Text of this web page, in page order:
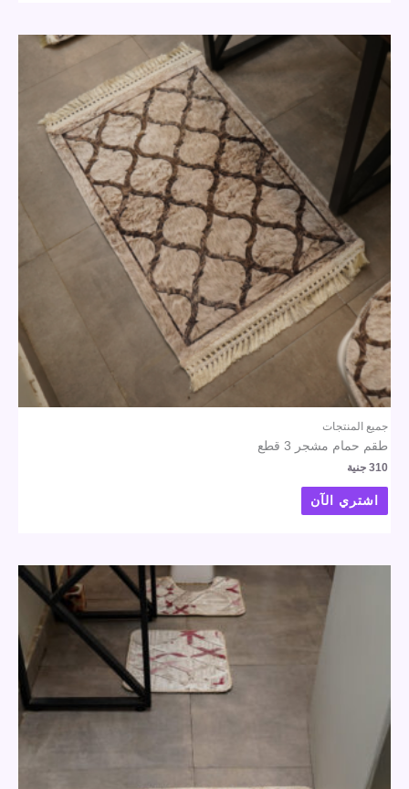
جميع المنتجات
طقم حمام مشجر 3 قطع
310 جنية
اشتري الآن